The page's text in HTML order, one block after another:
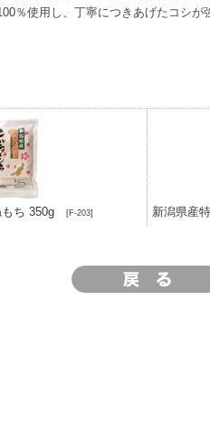
％使用し、丁寧につきあげたコシが
もち 350g [F-203] 新潟県産